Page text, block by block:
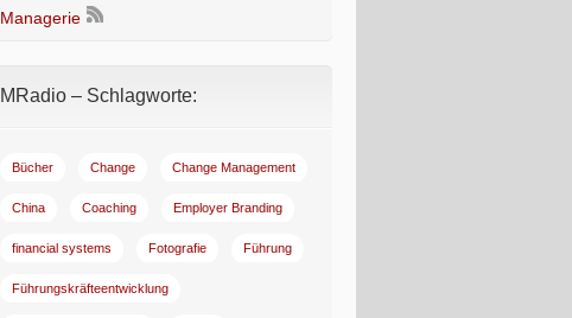
Managerie
MRadio – Schlagworte:
Bücher Change Change Management
China Coaching Employer Branding
financial systems Fotografie Führung
Führungskräfteentwicklung